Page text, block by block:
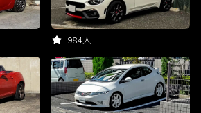
984人